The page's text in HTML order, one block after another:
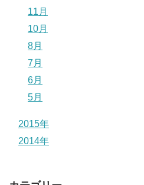
11月
10月
8月
7月
6月
5月
2015年
2014年